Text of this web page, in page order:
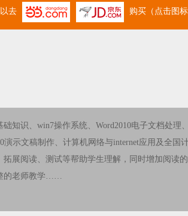
去 购买（点击图
知识、win7操作系统、Word2010电子文档处理
演示文稿制作、计算机网络与internet应用及全国
拓展阅读、测试等帮助学生理解，同时增加阅读
的老师教学……